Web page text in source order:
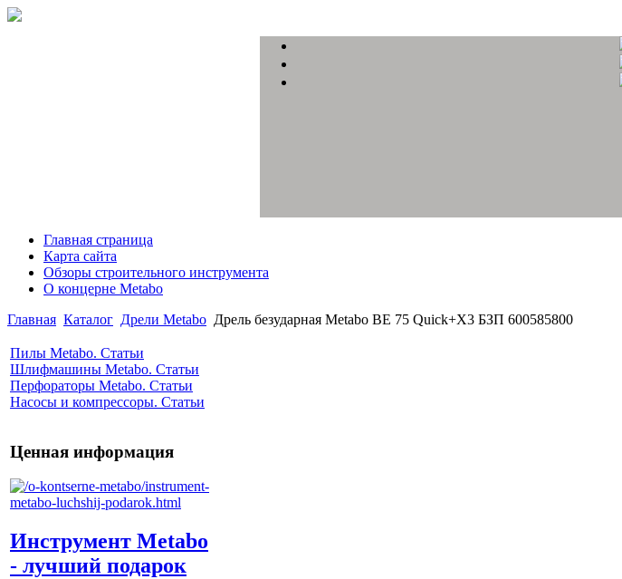
Главная страница
Карта сайта
Обзоры строительного инструмента
О концерне Metabo
Главная Каталог Дрели Metabo Дрель безударная Metabo BE 75 Quick+X3 БЗП 600585800
Пилы Metabo. Статьи
Шлифмашины Metabo. Статьи
Перфораторы Metabo. Статьи
Насосы и компрессоры. Статьи
Ценная информация
Инструмент Metabo
- лучший подарок